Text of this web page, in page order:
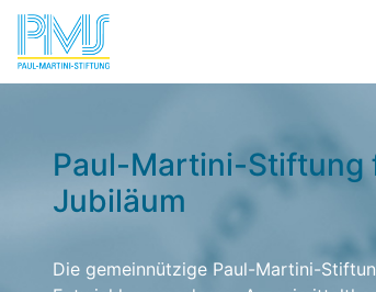
Paul-Martini-Stiftung
Jubiläum
Die gemeinnützige Paul-Martini-